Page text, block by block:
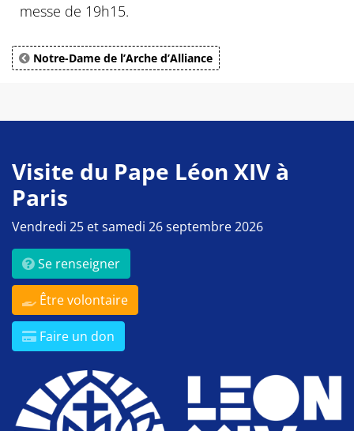
messe de 19h15.
Notre-Dame de l’Arche d’Alliance
Visite du Pape Léon XIV à
Paris
Vendredi 25 et samedi 26 septembre 2026
Se renseigner
Être volontaire
Faire un don